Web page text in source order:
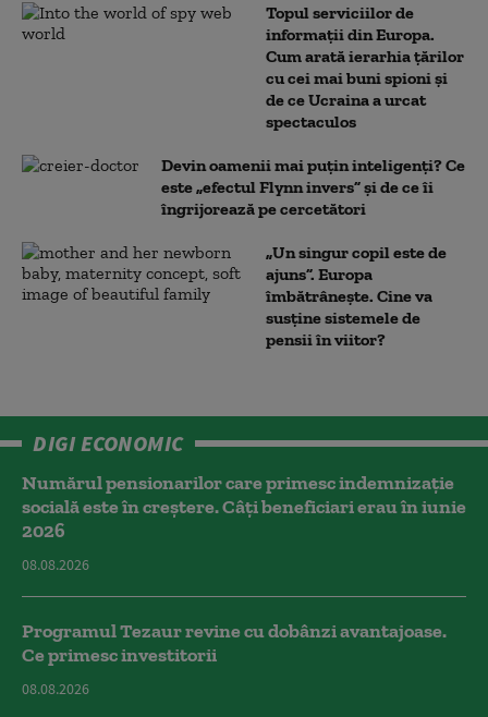
Topul serviciilor de
informații din Europa.
Cum arată ierarhia țărilor
cu cei mai buni spioni și
de ce Ucraina a urcat
spectaculos
Devin oamenii mai puțin inteligenți? Ce
este „efectul Flynn invers” și de ce îi
îngrijorează pe cercetători
„Un singur copil este de
ajuns”. Europa
îmbătrânește. Cine va
susține sistemele de
pensii în viitor?
DIGI ECONOMIC
Numărul pensionarilor care primesc indemnizaţie
socială este în creștere. Câți beneficiari erau în iunie
2026
08.08.2026
Programul Tezaur revine cu dobânzi avantajoase.
Ce primesc investitorii
08.08.2026